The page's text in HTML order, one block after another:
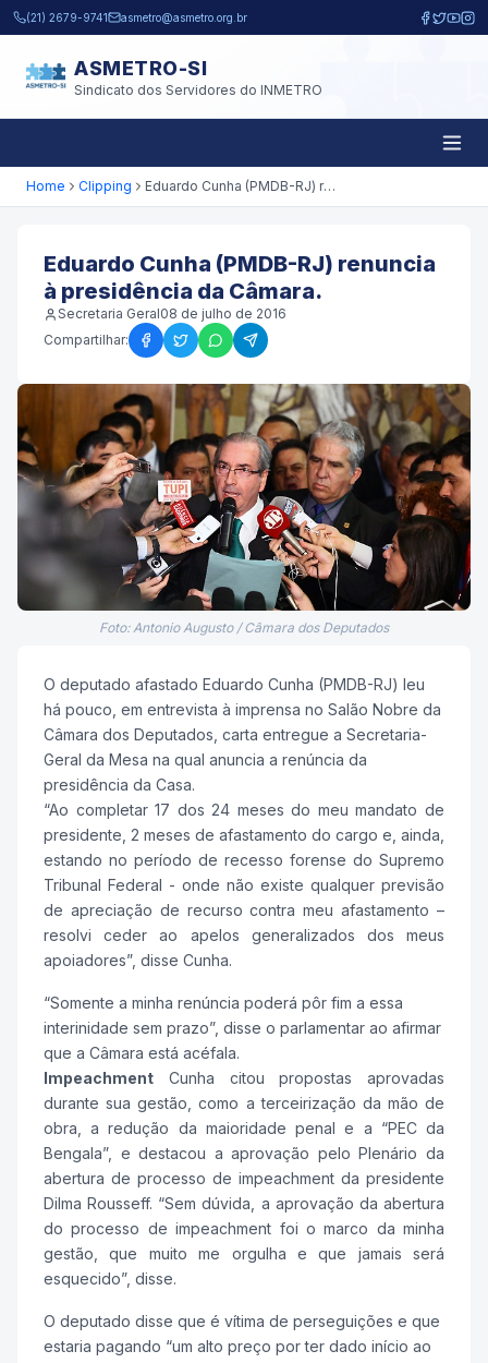
Pular para o conteúdo principal
(21) 2679-9741 asmetro@asmetro.org.br
ASMETRO-SI
Sindicato dos Servidores do INMETRO
Home Clipping Eduardo Cunha (PMDB-RJ) renuncia à presidência da Câmara.
Eduardo Cunha (PMDB-RJ) renuncia
à presidência da Câmara.
Secretaria Geral08 de julho de 2016
Compartilhar:
Foto: Antonio Augusto / Câmara dos Deputados
O deputado afastado Eduardo Cunha (PMDB-RJ) leu
há pouco, em entrevista à imprensa no Salão Nobre da
Câmara dos Deputados, carta entregue a Secretaria-
Geral da Mesa na qual anuncia a renúncia da
presidência da Casa.
“Ao completar 17 dos 24 meses do meu mandato de
presidente, 2 meses de afastamento do cargo e, ainda,
estando no período de recesso forense do Supremo
Tribunal Federal - onde não existe qualquer previsão
de apreciação de recurso contra meu afastamento –
resolvi ceder ao apelos generalizados dos meus
apoiadores”, disse Cunha.
“Somente a minha renúncia poderá pôr fim a essa
interinidade sem prazo”, disse o parlamentar ao afirmar
que a Câmara está acéfala.
Impeachment Cunha citou propostas aprovadas
durante sua gestão, como a terceirização da mão de
obra, a redução da maioridade penal e a “PEC da
Bengala”, e destacou a aprovação pelo Plenário da
abertura de processo de impeachment da presidente
Dilma Rousseff. “Sem dúvida, a aprovação da abertura
do processo de impeachment foi o marco da minha
gestão, que muito me orgulha e que jamais será
esquecido”, disse.
O deputado disse que é vítima de perseguições e que
estaria pagando “um alto preço por ter dado início ao